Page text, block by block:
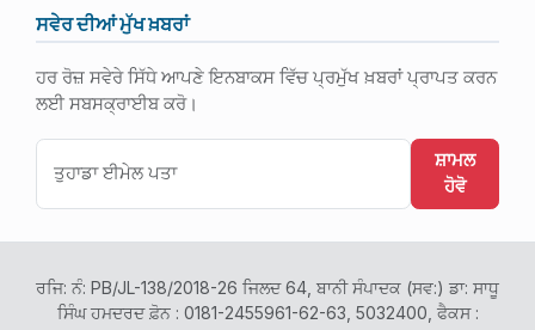
ਸਵੇਰ ਦੀਆਂ ਮੁੱਖ ਖ਼ਬਰਾਂ
ਹਰ ਰੋਜ਼ ਸਵੇਰੇ ਸਿੱਧੇ ਆਪਣੇ ਇਨਬਾਕਸ ਵਿੱਚ ਪ੍ਰਮੁੱਖ ਖ਼ਬਰਾਂ ਪ੍ਰਾਪਤ ਕਰਨ
ਲਈ ਸਬਸਕ੍ਰਾਈਬ ਕਰੋ।
ਸ਼ਾਮਲ
ਹੋਵੋ
ਰਜਿ: ਨੰ: PB/JL-138/2018-26 ਜਿਲਦ 64, ਬਾਨੀ ਸੰਪਾਦਕ (ਸਵ:) ਡਾ: ਸਾਧੂ
ਸਿੰਘ ਹਮਦਰਦ ਫ਼ੋਨ : 0181-2455961-62-63, 5032400, ਫੈਕਸ :